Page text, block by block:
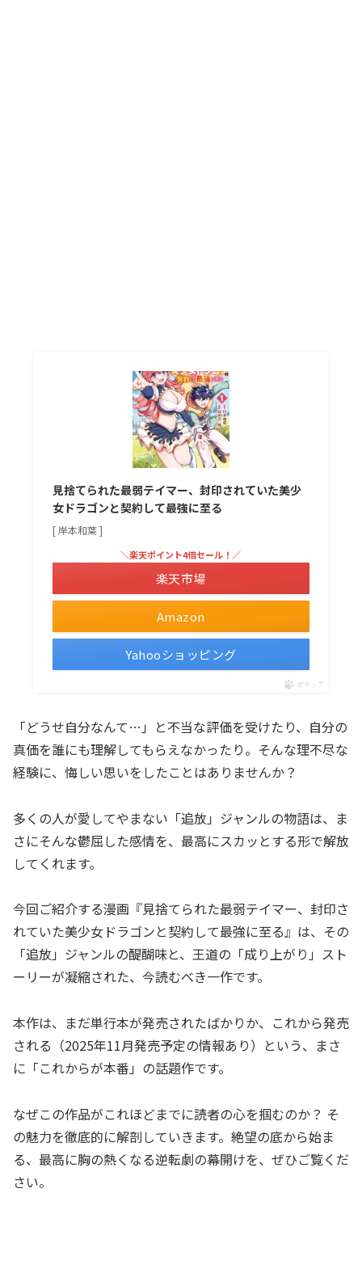
見捨てられた最弱テイマー、封印されていた美少
女ドラゴンと契約して最強に至る
[ 岸本和葉 ]
Amazon
＼楽天ポイント4倍セール！／
楽天市場
Yahooショッピング
ポチップ
「どうせ自分なんて…」と不当な評価を受けたり、自分の
真価を誰にも理解してもらえなかったり。そんな理不尽な
経験に、悔しい思いをしたことはありませんか？
多くの人が愛してやまない「追放」ジャンルの物語は、ま
さにそんな鬱屈した感情を、最高にスカッとする形で解放
してくれます。
今回ご紹介する漫画『見捨てられた最弱テイマー、封印さ
れていた美少女ドラゴンと契約して最強に至る』は、その
「追放」ジャンルの醍醐味と、王道の「成り上がり」スト
ーリーが凝縮された、今読むべき一作です。
本作は、まだ単行本が発売されたばかりか、これから発売
される（2025年11月発売予定の情報あり）という、まさ
に「これからが本番」の話題作です。
なぜこの作品がこれほどまでに読者の心を掴むのか？ そ
の魅力を徹底的に解剖していきます。絶望の底から始ま
る、最高に胸の熱くなる逆転劇の幕開けを、ぜひご覧くだ
さい。